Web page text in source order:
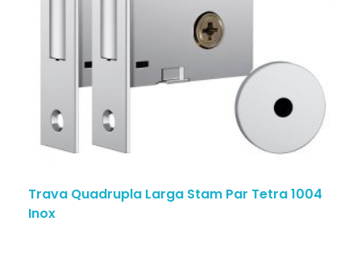
Trava Quadrupla Larga Stam Par Tetra 1004
Inox